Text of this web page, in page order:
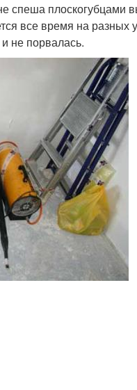
спеша плоскогубцами
все время на разных
не порвалась.